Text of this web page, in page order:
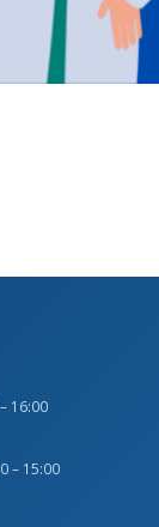
16:00
– 15:00